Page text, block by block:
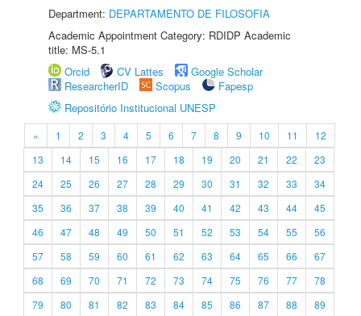
Department: DEPARTAMENTO DE FILOSOFIA
Academic Appointment Category: RDIDP Academic
title: MS-5.1
Orcid
CV Lattes
Google Scholar
ResearcherID
Scopus
Fapesp
Repositório Institucional UNESP
« 1 2 3 4 5 6 7 8 9 10 11
12
13
14 15 16 17 18 19 20 21 22
23
24
25 26 27 28 29 30 31 32 33
34
35
36 37 38 39 40 41 42 43 44
45
46
47 48 49 50 51 52 53 54 55
56
57
58 59 60 61 62 63 64 65 66
67
68
69 70 71 72 73 74 75 76 77
78
79
80 81 82 83 84 85 86 87 88
89